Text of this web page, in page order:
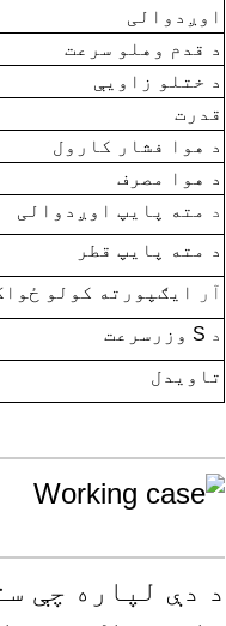
اوږدوالی
د قدم وهلو سرعت
د ختلو زاویې
قدرت
د هوا فشار کارول
د هوا مصرف
د مته پایپ اوږدوالی
د مته پایپ قطر
آر ایګپورته کولو
د S وزر سرعت
تاویدل
د دې لپاره چې